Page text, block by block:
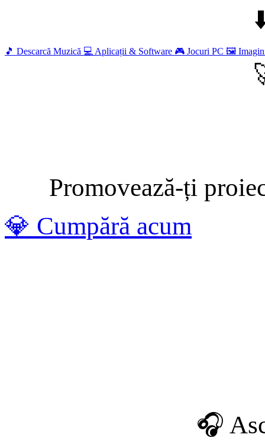
🎵 Descarcă Muzică 💻Aplicații & Software 🎮 Jocuri PC 🖼️
Promovează-ți
💎 Cumpără acum
🎧